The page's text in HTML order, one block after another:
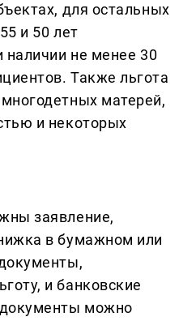
для остальных
и 50 лет
наличии не менее 30
Также льгота
матерей,
и некоторых
заявление,
в бумажном или
и банковские
можно